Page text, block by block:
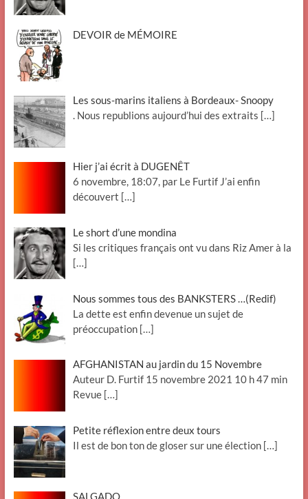
DEVOIR de MÉMOIRE
Les sous-marins italiens à Bordeaux- Snoopy
. Nous republions aujourd’hui des extraits […]
Hier j’ai écrit à DUGENÊT
6 novembre, 18:07, par Le Furtif J’ai enfin
découvert […]
Le short d’une mondina
Si les critiques français ont vu dans Riz Amer à la
[…]
Nous sommes tous des BANKSTERS …(Redif)
La dette est enfin devenue un sujet de
préoccupation […]
AFGHANISTAN au jardin du 15 Novembre
Auteur D. Furtif 15 novembre 2021 10 h 47 min
Revue […]
Petite réflexion entre deux tours
Il est de bon ton de gloser sur une élection […]
SALGADO